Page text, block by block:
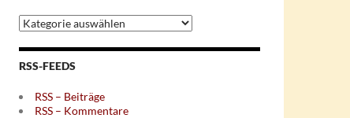
Archiv
nach
Themen
RSS-FEEDS
RSS – Beiträge
RSS – Kommentare